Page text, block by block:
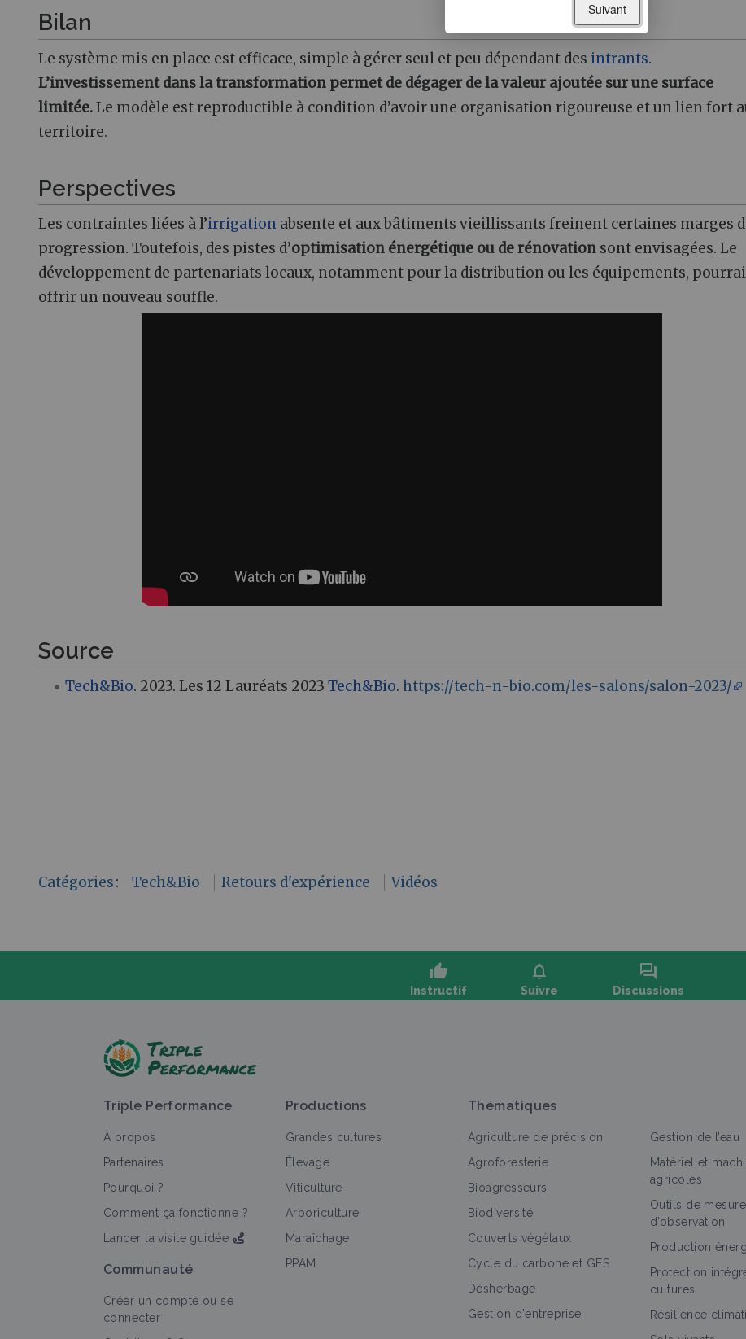
Bilan
Le système mis en place est efficace, simple à gérer seul et peu dépendant des intrants.
L’investissement dans la transformation permet de dégager de la valeur ajoutée sur une surface
limitée.Le modèle est reproductible à condition d’avoir une organisation rigoureuse et un lien fort
territoire.
Perspectives
Les contraintes liées à l’irrigation absente et aux bâtiments vieillissants freinent certaines marges
progression. Toutefois, des pistes d’optimisation énergétique ou de rénovation sont envisagées. Le
développement de partenariats locaux, notamment pour la distribution ou les équipements,
offrir un nouveau souffle.
Source
Tech&Bio. 2023. Les 12 Lauréats 2023Tech&Bio.https://tech-n-bio.com/les-salons/salon-2023/
Catégories: Tech&Bio Retours d'expérience Vidéos
thumb_up
Instructif
notifications
Suivre
forum
Discussions
Tout Portail thématique Retour d'expérience
Diversification
Objectif
Triple Performance
À propos
Partenaires
Pourquoi ?
Comment ça fonctionne ?
Lancer la visite guidée
Communauté
Créer un compte ou se
connecter
Productions
Grandes cultures
Élevage
Viticulture
Arboriculture
Maraîchage
PPAM
Thématiques
Agriculture de précision
Agroforesterie
Bioagresseurs
Biodiversité
Couverts végétaux
Cycle du carbone et GES
Désherbage
Gestion d'entreprise
Gestion de l’eau
Matériel et
agricoles
Outils de
d’observation
Production
Protection
cultures
Résilience
Suivant